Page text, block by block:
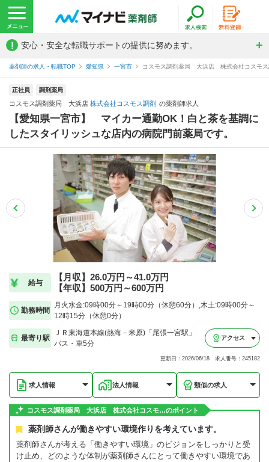
! 安心・安全な転職サポートの提供に努めます。
薬剤師の求人・転職TOP 愛知県 一宮市 コスモス調剤薬局 大浜店 株式会社コスモス
正社員 調剤薬局
コスモス調剤薬局 大浜店 株式会社コスモス調剤 の薬剤師求人
【愛知県一宮市】 マイカー通勤OK！白と茶を基調に
したスタイリッシュな店内の病院門前薬局です。
給与
【月収】26.0万円～41.0万円
【年収】500万円～600万円
勤務時間
月火水金:09時00分～19時00分（休憩60分）,木土:09時00分～
12時15分（休憩0分）
最寄り駅
ＪＲ東海道本線(熱海－米原)「尾張一宮駅」
バス・車5分
アクセス
更新日：2026/06/18 求人番号：245182
求人情報 法人情報 類似の求人
コスモス調剤薬局 大浜店 株式会社コスモ…のポイント
薬剤師さんが働きやすい環境作りを考えています。
薬剤師さんが考える「働きやすい環境」のビジョンをしっかりと受
け止め、どのような体制が薬剤師さんにとって働きやすい環境であ